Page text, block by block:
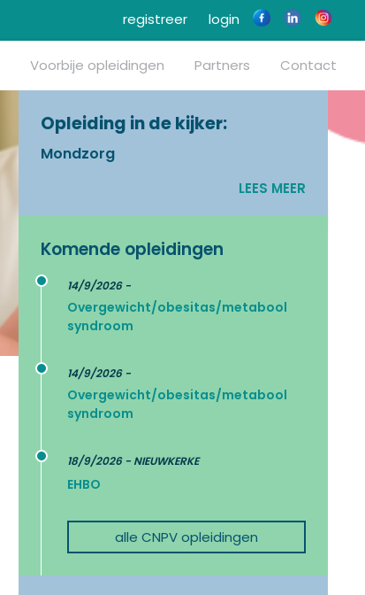
login
registreer
Voorbije opleidingen Partners Contact
Opleiding in de kijker:
Mondzorg
LEES MEER
Komende opleidingen
14/9/2026 -
Overgewicht/obesitas/metabool
syndroom
14/9/2026 -
Overgewicht/obesitas/metabool
syndroom
18/9/2026 - NIEUWKERKE
EHBO
alle CNPV opleidingen